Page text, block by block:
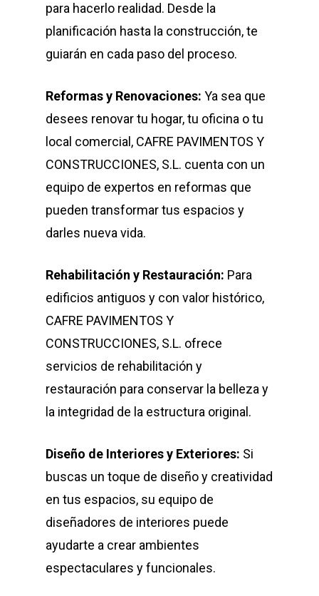
para hacerlo realidad. Desde la
planificación hasta la construcción, te
guiarán en cada paso del proceso.
Reformas y Renovaciones: Ya sea que
desees renovar tu hogar, tu oficina o tu
local comercial, CAFRE PAVIMENTOS Y
CONSTRUCCIONES, S.L. cuenta con un
equipo de expertos en reformas que
pueden transformar tus espacios y
darles nueva vida.
Rehabilitación y Restauración: Para
edificios antiguos y con valor histórico,
CAFRE PAVIMENTOS Y
CONSTRUCCIONES, S.L. ofrece
servicios de rehabilitación y
restauración para conservar la belleza y
la integridad de la estructura original.
Diseño de Interiores y Exteriores: Si
buscas un toque de diseño y creatividad
en tus espacios, su equipo de
diseñadores de interiores puede
ayudarte a crear ambientes
espectaculares y funcionales.